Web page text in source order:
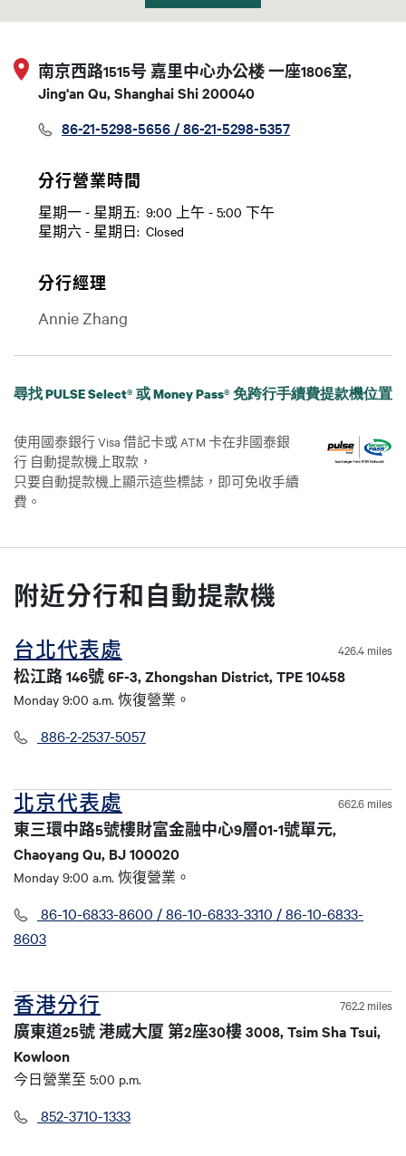
南京西路1515号 嘉里中心办公楼 一座1806室,
Jing'an Qu, Shanghai Shi 200040
86-21-5298-5656 / 86-21-5298-5357
分行營業時間
日
Time slot
星期一 - 星期五: 9:00 上午 - 5:00 下午
星期六 - 星期日: Closed
分行經理
Annie Zhang
尋找 PULSE Select® 或 Money Pass® 免跨行手續費提款機位置
使用國泰銀行 Visa 借記卡或 ATM 卡在非國泰銀
行 自動提款機上取款，
只要自動提款機上顯示這些標誌，即可免收手續
費。
附近分行和自動提款機
台北代表處 426.4 miles
松江路 146號 6F-3, Zhongshan District, TPE 10458
Monday 9:00 a.m. 恢復營業。
886-2-2537-5057
北京代表處 662.6 miles
東三環中路5號樓財富金融中心9層01-1號單元,
Chaoyang Qu, BJ 100020
Monday 9:00 a.m. 恢復營業。
86-10-6833-8600 / 86-10-6833-3310 / 86-10-6833-
8603
香港分行 762.2 miles
廣東道25號 港威大厦 第2座30樓 3008, Tsim Sha Tsui,
Kowloon
今日營業至 5:00 p.m.
852-3710-1333